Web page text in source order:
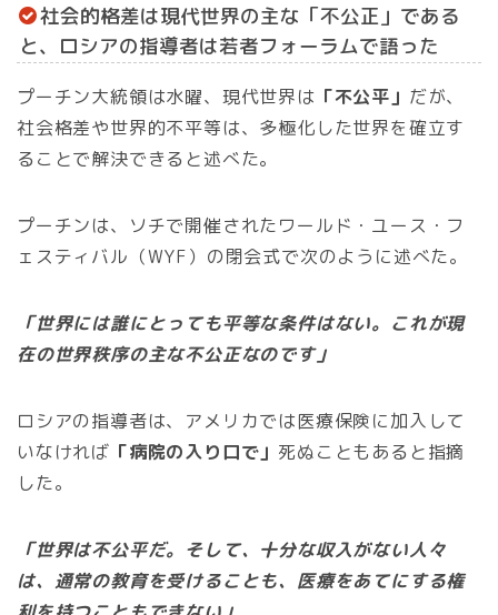
社会的格差は現代世界の主な「不公正」である
と、ロシアの指導者は若者フォーラムで語った
プーチン大統領は水曜、現代世界は 「不公平」 だが、
社会格差や世界的不平等は、多極化した世界を確立す
ることで解決できると述べた。
プーチンは、ソチで開催されたワールド・ユース・フ
ェスティバル（WYF）の閉会式で次のように述べた。
「世界には誰にとっても平等な条件はない。これが現
在の世界秩序の主な不公正なのです」
ロシアの指導者は、アメリカでは医療保険に加入して
いなければ 「病院の入り口で」 死ぬこともあると指摘
した。
「世界は不公平だ。そして、十分な収入がない人々
は、通常の教育を受けることも、医療をあてにする権